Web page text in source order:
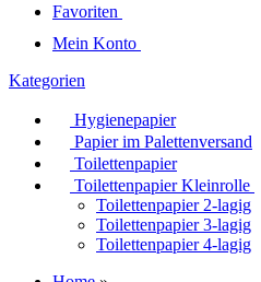
Favoriten
Mein Konto
Kategorien
Hygienepapier
Papier im Palettenversand
Toilettenpapier
Toilettenpapier Kleinrolle
Toilettenpapier 2-lagig
Toilettenpapier 3-lagig
Toilettenpapier 4-lagig